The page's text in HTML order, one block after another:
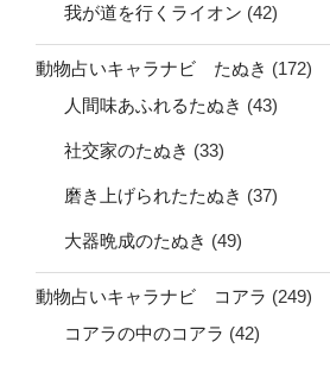
我が道を行くライオン (42)
動物占いキャラナビ たぬき (172)
人間味あふれるたぬき (43)
社交家のたぬき (33)
磨き上げられたたぬき (37)
大器晩成のたぬき (49)
動物占いキャラナビ コアラ (249)
コアラの中のコアラ (42)